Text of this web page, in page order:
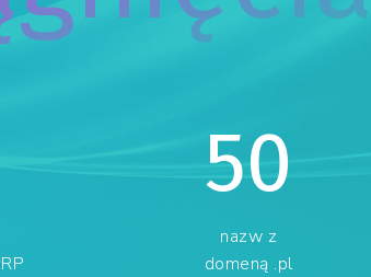
50
nazw z
domeną .pl